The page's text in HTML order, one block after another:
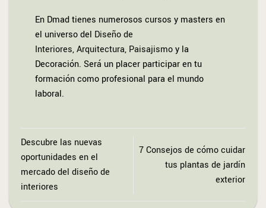
En Dmad tienes numerosos cursos y masters en
el universo del Diseño de
Interiores,Arquitectura, Paisajismoy la
Decoración. Será un placer participar en tu
formación como profesional para el mundo
laboral.
Descubre las nuevas
oportunidades en el
mercado del diseño de
interiores
7 Consejos de cómo cuidar
tus plantas de jardín
exterior